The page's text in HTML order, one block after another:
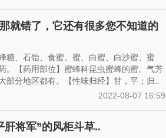
就错了，它还有很多您不知道的
糖、石饴、食蜜、蜜、白蜜、白沙蜜、蜜
。【药用部位】蜜蜂科昆虫蜜蜂的蜜。气芳
部分地区都有。【性味归经】甘，平；归..
2022-08-07 16:59
肝将军”的风柜斗草..